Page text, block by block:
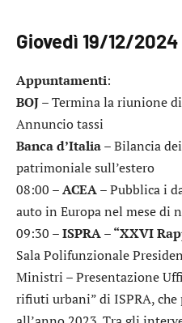
Giovedì 19/12/2024
Appuntamenti:
BOJ– Termina la riunione
Annuncio tassi
Banca d’Italia– Bilancia
patrimoniale sull’estero
08:00 –ACEA– Pubblica i
auto in Europa nel mese di
09:30 –ISPRA – “XXVI
Sala Polifunzionale
Ministri – Presentazione
rifiuti urbani” di ISPRA,